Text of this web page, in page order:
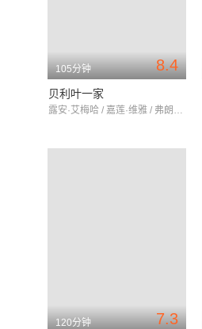
8.4
105分钟
贝利叶一家
露安·艾梅哈 / 嘉莲·维雅 / 弗朗索瓦·达密安
7.3
120分钟